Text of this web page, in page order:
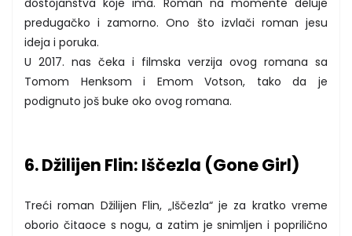
predugačko i zamorno. Ono što izvlači roman jesu
ideja i poruka.
U 2017. nas čeka i filmska verzija ovog romana sa
Tomom Henksom i Emom Votson, tako da je
podignuto još buke oko ovog romana.
6. Džilijen Flin: Iščezla (Gone Girl)
Treći roman Džilijen Flin, „Iščezla“ je za kratko vreme
oborio čitaoce s nogu, a zatim je snimljen i poprilično